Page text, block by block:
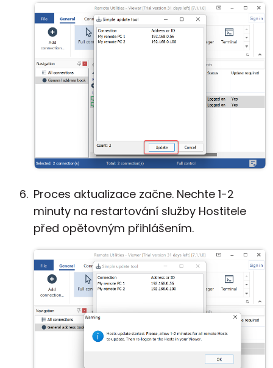
Proces aktualizace začne. Nechte 1-2
minuty na restartování služby Hostitele
před opětovným přihlášením.